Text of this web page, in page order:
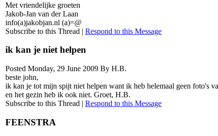
Met vriendelijke groeten
Jakob-Jan van der Laan
info(a)jakobjan.nl (a)=@
Subscribe to this Thread | Respond to this Message
ik kan je niet helpen
Posted Monday, 29 June 2009 By H.B.
beste john,
ik kan je tot mijn spijt niet helpen want ik heb helemaal geen foto's
en het gezin heb ik ook niet. Groet, H.B.
Subscribe to this Thread | Respond to this Message
FEENSTRA